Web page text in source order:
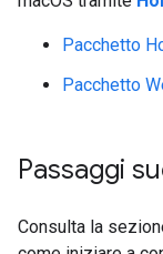
Pacchetto
Pacchetto
Passaggi
Consulta la